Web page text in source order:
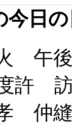
今日
午後
許
仲縫